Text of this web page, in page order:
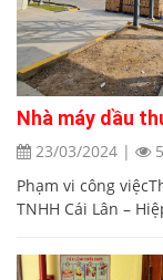
Nhà máy dầu
23/03/2024 |
Phạm vi công
TNHH Cái Lân –